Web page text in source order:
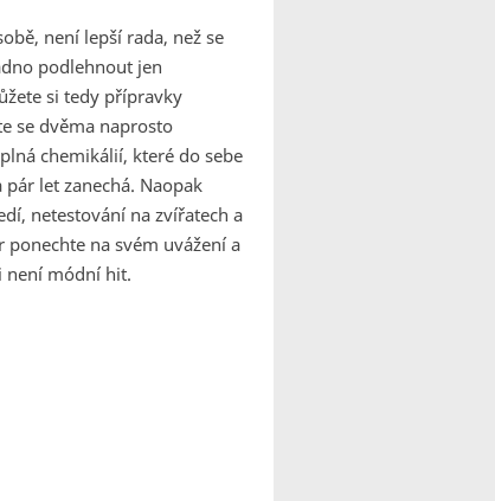
není lepší rada, než se
podlehnout jen
si tedy přípravky
se dvěma naprosto
chemikálií, které do sebe
let zanechá. Naopak
netestování na zvířatech a
na svém uvážení a
není módní hit.